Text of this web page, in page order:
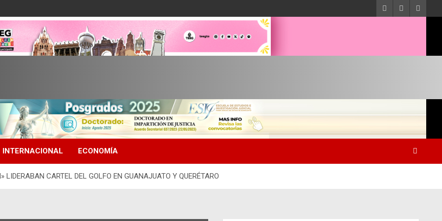
INTERNACIONAL ECONOMÍA
CARTEL DEL GOLFO EN GUANAJUATO Y QUERÉTARO